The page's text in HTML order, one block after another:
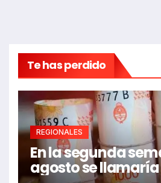
Te has perdido
REGIONALES
En la segunda
agosto se